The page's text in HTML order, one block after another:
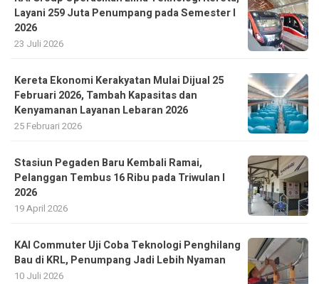
Layani 259 Juta Penumpang pada Semester I
2026
23 Juli 2026
Kereta Ekonomi Kerakyatan Mulai Dijual 25
Februari 2026, Tambah Kapasitas dan
Kenyamanan Layanan Lebaran 2026
25 Februari 2026
Stasiun Pegaden Baru Kembali Ramai,
Pelanggan Tembus 16 Ribu pada Triwulan I
2026
19 April 2026
KAI Commuter Uji Coba Teknologi Penghilang
Bau di KRL, Penumpang Jadi Lebih Nyaman
10 Juli 2026